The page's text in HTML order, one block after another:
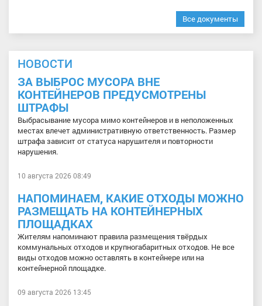
Все документы
НОВОСТИ
ЗА ВЫБРОС МУСОРА ВНЕ
КОНТЕЙНЕРОВ ПРЕДУСМОТРЕНЫ
ШТРАФЫ
Выбрасывание мусора мимо контейнеров и в неположенных
местах влечет административную ответственность. Размер
штрафа зависит от статуса нарушителя и повторности
нарушения.
10 августа 2026 08:49
НАПОМИНАЕМ, КАКИЕ ОТХОДЫ МОЖНО
РАЗМЕЩАТЬ НА КОНТЕЙНЕРНЫХ
ПЛОЩАДКАХ
Жителям напоминают правила размещения твёрдых
коммунальных отходов и крупногабаритных отходов. Не все
виды отходов можно оставлять в контейнере или на
контейнерной площадке.
09 августа 2026 13:45